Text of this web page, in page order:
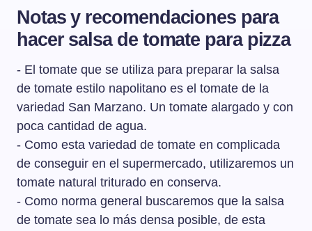
Notas y recomendaciones para
hacer salsa de tomate para pizza
- El tomate que se utiliza para preparar la salsa
de tomate estilo napolitano es el tomate de la
variedad San Marzano. Un tomate alargado y con
poca cantidad de agua.
- Como esta variedad de tomate en complicada
de conseguir en el supermercado, utilizaremos un
tomate natural triturado en conserva.
- Como norma general buscaremos que la salsa
de tomate sea lo más densa posible, de esta